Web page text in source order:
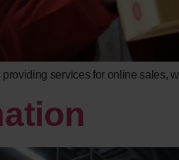
services for online sales,